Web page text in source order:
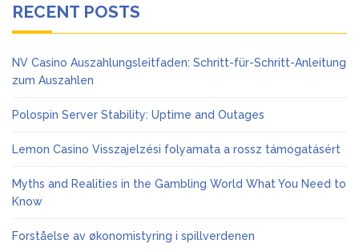
RECENT POSTS
NV Casino Auszahlungsleitfaden: Schritt-für-Schritt-Anleitung
zum Auszahlen
Polospin Server Stability: Uptime and Outages
Lemon Casino Visszajelzési folyamata a rossz támogatásért
Myths and Realities in the Gambling World What You Need to
Know
Forståelse av økonomistyring i spillverdenen